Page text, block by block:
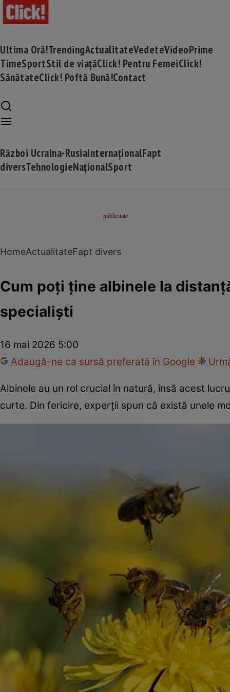
Ultima Oră!TrendingActualitateVedeteVideoPrime
TimeSportStil de viațăClick! Pentru FemeiClick!
SănătateClick! Poftă Bună!Contact
Război Ucraina-RusiaInternaționalFapt
diversTehnologieNaționalSport
HomeActualitateFapt divers
Cum poți ține albinele la
specialiști
16 mai 2026 5:00
Adaugă-ne ca sursă preferată în Google
Albinele au un rol crucial în natură, însă acest
curte. Din fericire, experții spun că există unele